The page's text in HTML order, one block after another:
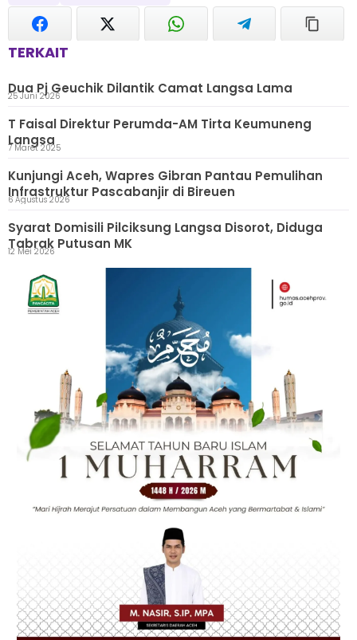
TERKAIT
Dua Pj Geuchik Dilantik Camat Langsa Lama
25 Juni 2026
T Faisal Direktur Perumda-AM Tirta Keumuneng
Langsa
7 Maret 2025
Kunjungi Aceh, Wapres Gibran Pantau Pemulihan
Infrastruktur Pascabanjir di Bireuen
6 Agustus 2026
Syarat Domisili Pilciksung Langsa Disorot, Diduga
Tabrak Putusan MK
12 Mei 2026